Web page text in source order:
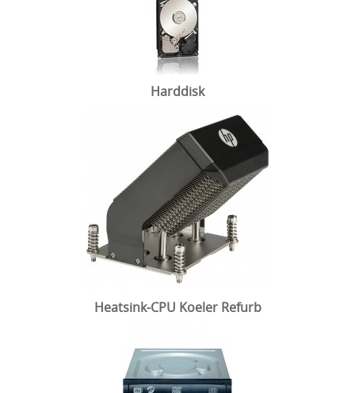
Harddisk
Heatsink-CPU Koeler Refurb